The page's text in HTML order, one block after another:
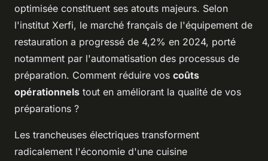
optimisée constituent ses atouts majeurs. Selon
l'institut Xerfi, le marché français de l'équipement de
restauration a progressé de 4,2% en 2024, porté
notamment par l'automatisation des processus de
préparation. Comment réduire vos coûts
opérationnels tout en améliorant la qualité de vos
préparations ?
Les trancheuses électriques transforment
radicalement l'économie d'une cuisine